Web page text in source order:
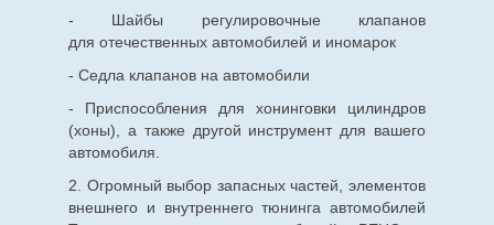
- Шайбы регулировочные клапанов
для отечественныхавтомобилей и иномарок
- Седла клапанов на автомобили
- Приспособления для хонинговки цилиндров
(хоны), а также другой инструмент для вашего
автомобиля.
2. Огромный выбор запасных частей, элементов
внешнего и внутреннего тюнинга автомобилей